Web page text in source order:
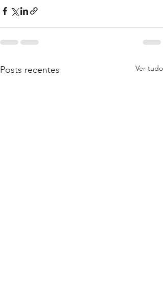
Posts recentes Ver tudo